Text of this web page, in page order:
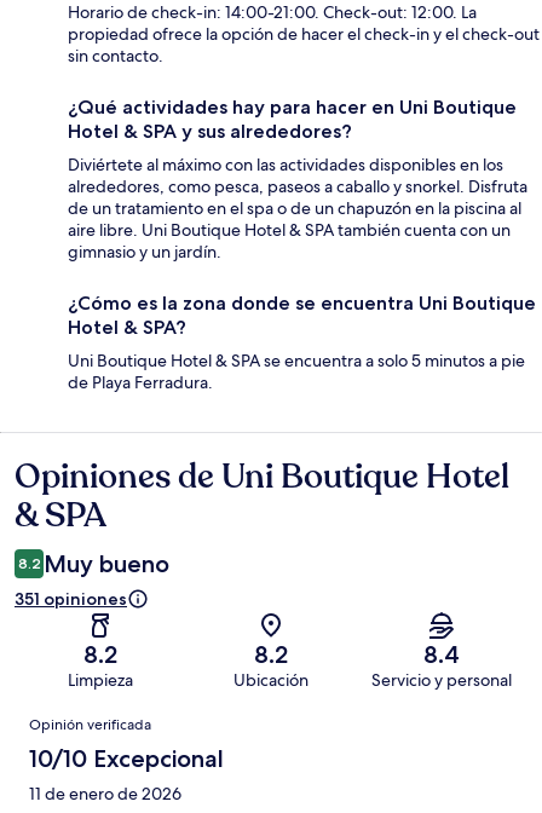
Horario de check-in: 14:00-21:00. Check-out: 12:00. La
propiedad ofrece la opción de hacer el check-in y el check-out
sin contacto.
¿Qué actividades hay para hacer en Uni Boutique
Hotel & SPA y sus alrededores?
Diviértete al máximo con las actividades disponibles en los
alrededores, como pesca, paseos a caballo y snorkel. Disfruta
de un tratamiento en el spa o de un chapuzón en la piscina al
aire libre. Uni Boutique Hotel & SPA también cuenta con un
gimnasio y un jardín.
¿Cómo es la zona donde se encuentra Uni Boutique
Hotel & SPA?
Uni Boutique Hotel & SPA se encuentra a solo 5 minutos a pie
de Playa Ferradura.
Opiniones
Opiniones de Uni Boutique Hotel
& SPA
8.2 Muy bueno
351 opiniones
8.2
Limpieza
8.2
Ubicación
8.4
Servicio y personal
Opiniones
Opinión verificada
10/10 Excepcional
11 de enero de 2026